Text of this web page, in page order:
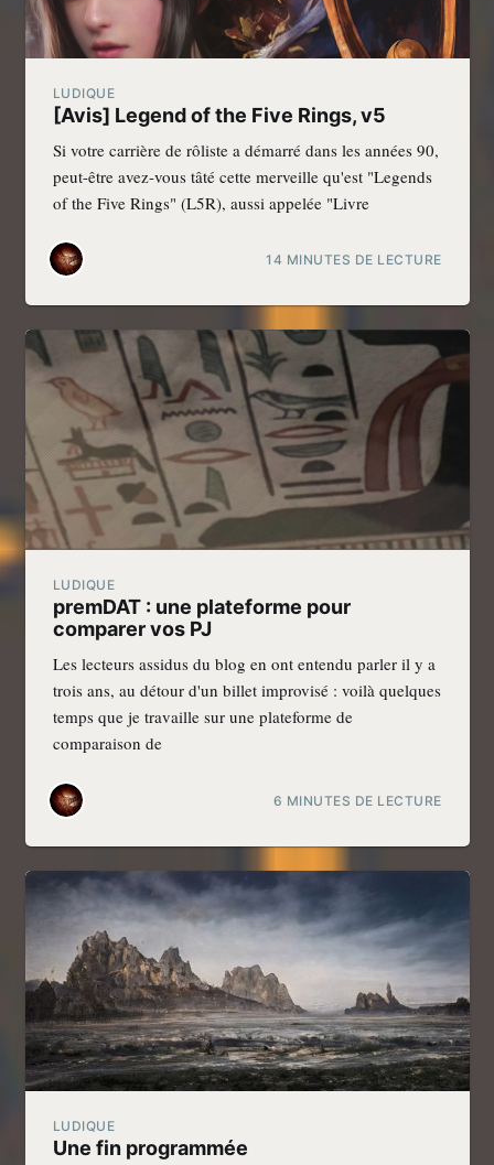
LUDIQUE
[Avis] Legend of the Five Rings, v5
Si votre carrière de rôliste a démarré dans les années 90,
peut-être avez-vous tâté cette merveille qu'est "Legends
of the Five Rings" (L5R), aussi appelée "Livre
14 MINUTES DE LECTURE
LUDIQUE
premDAT : une plateforme pour
comparer vos PJ
Les lecteurs assidus du blog en ont entendu parler il y a
trois ans, au détour d'un billet improvisé : voilà quelques
temps que je travaille sur une plateforme de
comparaison de
6 MINUTES DE LECTURE
LUDIQUE
Une fin programmée